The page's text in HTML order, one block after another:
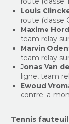
Louis
route (classe
Maxime
team relay
Marvin
team relay
Jonas Van
ligne, team
Ewoud
contre-la-
Tennis fauteuil